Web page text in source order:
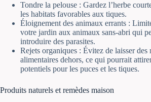
Tondre la pelouse : Gardez l’herbe
les habitats favorables aux tiques.
Éloignement des animaux errants :
votre jardin aux animaux sans-abri qui
introduire des parasites.
Rejets organiques : Évitez de laisser des
alimentaires dehors, ce qui pourrait
potentiels pour les puces et les tiques.
Produits naturels et remèdes maison